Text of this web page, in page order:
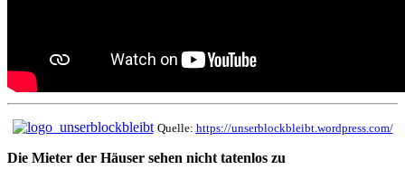
Quelle: https://unserblockbleibt.wordpress.com/
Die Mieter der Häuser sehen nicht tatenlos zu